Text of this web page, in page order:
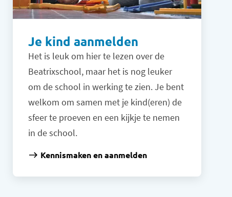
Je kind aanmelden
Het is leuk om hier te lezen over de
Beatrixschool, maar het is nog leuker
om de school in werking te zien. Je bent
welkom om samen met je kind(eren) de
sfeer te proeven en een kijkje te nemen
in de school.
Kennismaken en aanmelden